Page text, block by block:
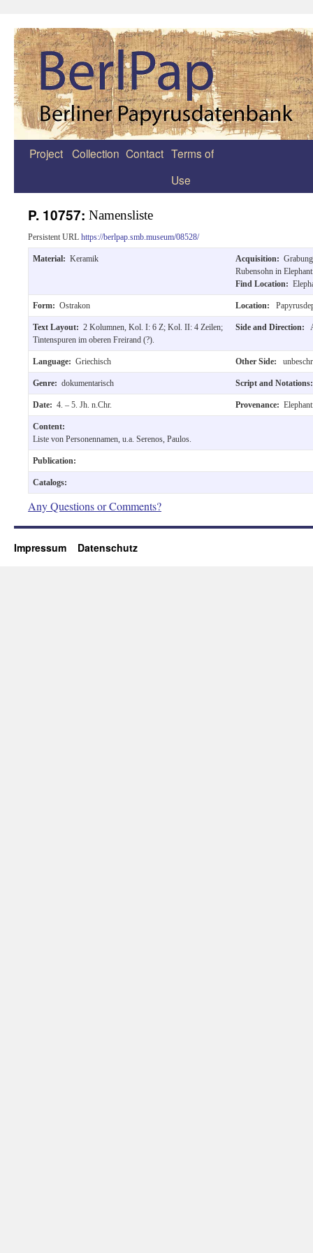
Zum
Project Collection Contact Terms of
Use
P. 10757: Namensliste
Persistent URL https://berlpap.smb.museum/08528/
Material: Keramik Acquisition:
Rubensohn in
Find Location:
Form: Ostrakon Location:
Text Layout: 2 Kolumnen, Kol. I: 6 Z; Kol. II: 4 Zeilen;
Tintenspuren im oberen Freirand (?).
Side and Direction:
Language: Griechisch Other Side:
Genre: dokumentarisch Script and
Date: 4. – 5. Jh. n.Chr. Provenance:
Content:
Liste von Personennamen, u.a. Serenos, Paulos.
Publication:
Catalogs:
Any Questions or Comments?
Impressum Datenschutz